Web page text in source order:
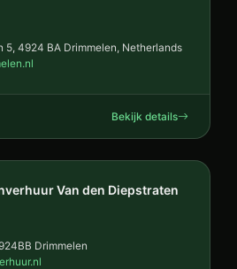
5, 4924 BA Drimmelen, Netherlands
Bekijk details
Van den Diepstraten
Drimmelen